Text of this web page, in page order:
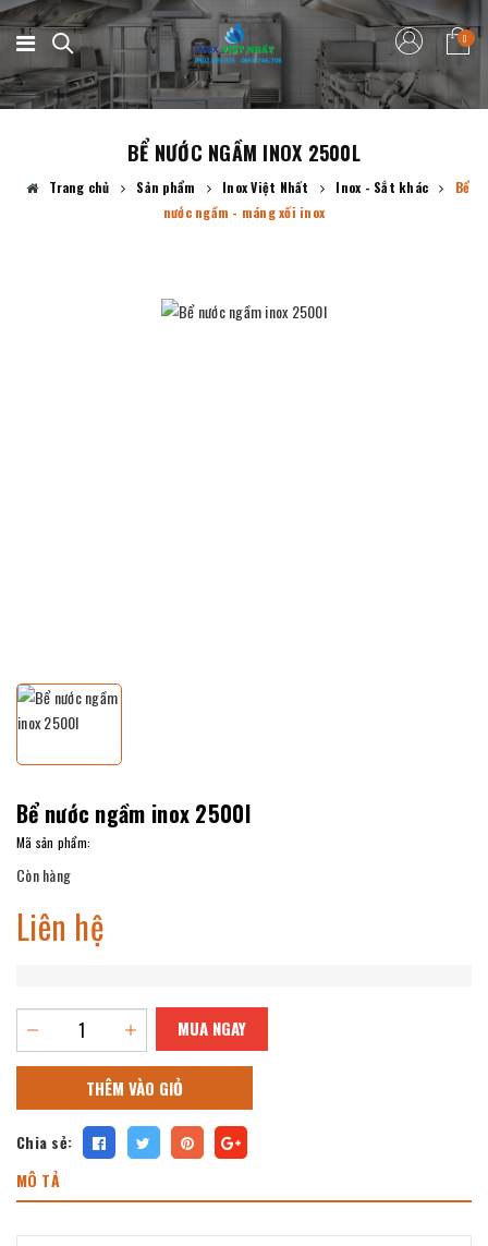
0
BỂ NƯỚC NGẦM INOX 2500L
Trang chủ Sản phẩm Inox Việt Nhất Inox - Sắt khác
Bể
nước ngầm - máng xối inox
Bể nước ngầm inox 2500l
Mã sản phẩm:
Còn hàng
Liên hệ
MUA NGAY
THÊM VÀO GIỎ
Chia sẻ:
MÔ TẢ